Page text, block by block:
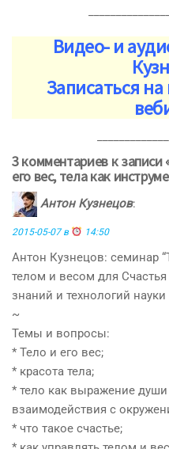
Видео- и
Записаться
3 комментариев к
его вес, тела как
Антон Кузнецов:
2015-05-07 в 14:50
Антон Кузнецов: семинар
телом и весом для
знаний и технологий
~
Темы и вопросы:
* Тело и его вес;
* красота тела;
* тело как выражение
взаимодействия с
* что такое счастье;